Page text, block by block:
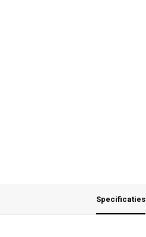
Specificaties